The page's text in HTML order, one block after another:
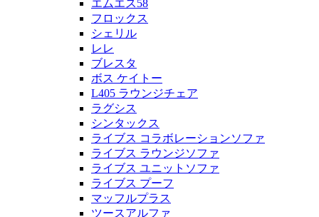
エムエス58
フロックス
シェリル
レレ
ブレスタ
ボス ケイトー
L405 ラウンジチェア
ラグシス
シンタックス
ライブス コラボレーションソファ
ライブス ラウンジソファ
ライブス ユニットソファ
ライブス プーフ
マッフルプラス
ツースアルファ